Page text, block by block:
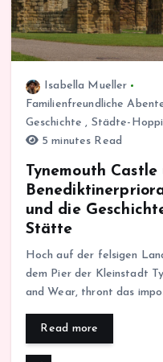
Isabella Mueller
Familienfreundliche
Geschichte , Städte-
5 minutes Read
Tynemouth Castle
und die
Stätte
Hoch auf der felsigen
dem Pier der Kleinstadt
and Wear, thront das
Read more